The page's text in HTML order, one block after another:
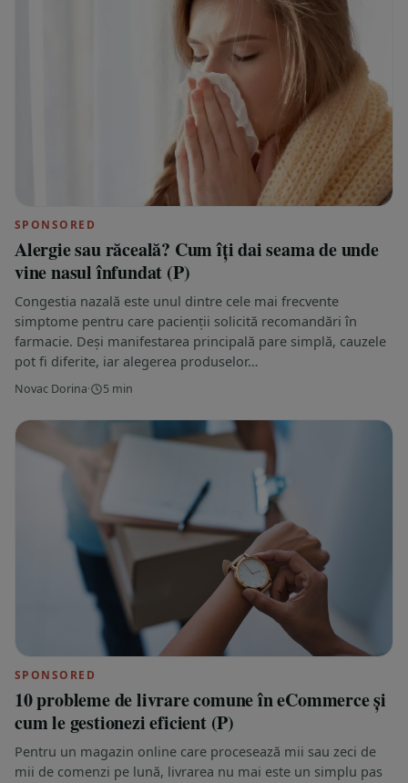
SPONSORED
Alergie sau răceală? Cum îți dai seama de unde
vine nasul înfundat (P)
Congestia nazală este unul dintre cele mai frecvente
simptome pentru care pacienții solicită recomandări în
farmacie. Deși manifestarea principală pare simplă, cauzele
pot fi diferite, iar alegerea produselor…
Novac Dorina· 5 min
SPONSORED
10 probleme de livrare comune în eCommerce și
cum le gestionezi eficient (P)
Pentru un magazin online care procesează mii sau zeci de
mii de comenzi pe lună, livrarea nu mai este un simplu pas